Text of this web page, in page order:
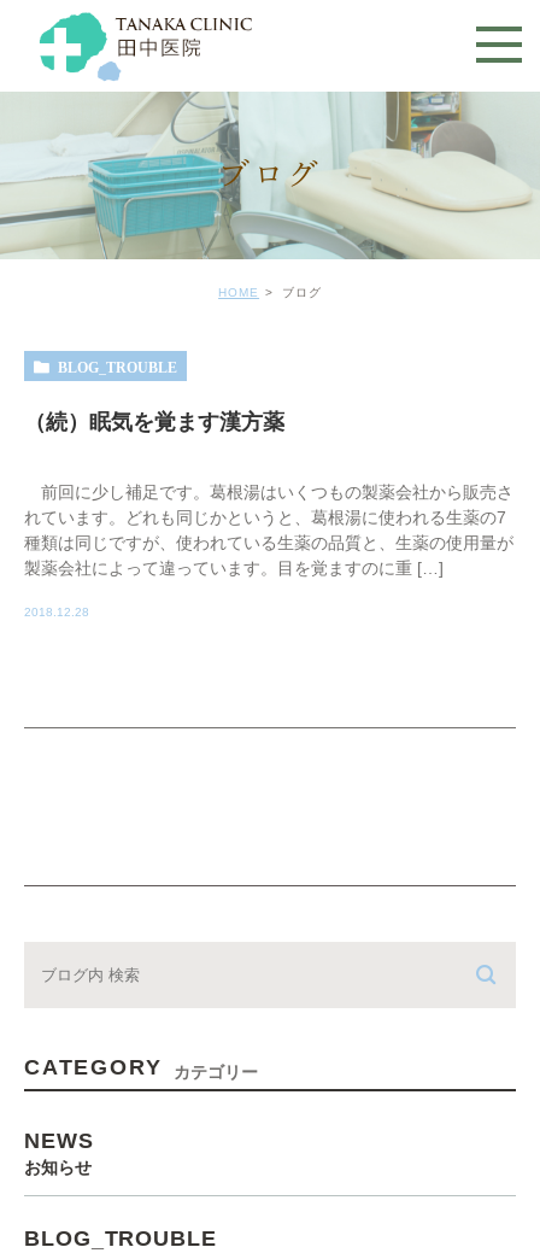
ブログ
HOME ブログ
BLOG_TROUBLE
（続）眠気を覚ます漢方薬
前回に少し補足です。葛根湯はいくつもの製薬会社から販売さ
れています。どれも同じかというと、葛根湯に使われる生薬の7
種類は同じですが、使われている生薬の品質と、生薬の使用量が
製薬会社によって違っています。目を覚ますのに重 […]
2018.12.28
CATEGORY カテゴリー
NEWS
お知らせ
BLOG_TROUBLE